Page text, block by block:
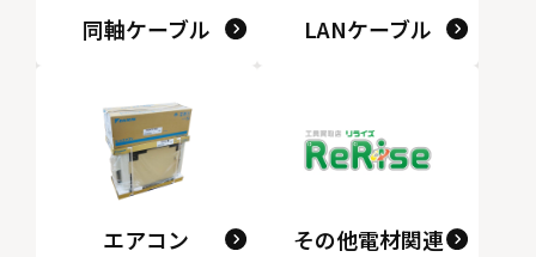
同軸ケーブル LANケーブル
エアコン その他電材関連